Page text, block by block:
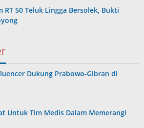
RT 50 Teluk Lingga Bersolek, Bukti
Dukung Prabowo-Gibran di
Untuk Tim Medis Dalam Memerangi